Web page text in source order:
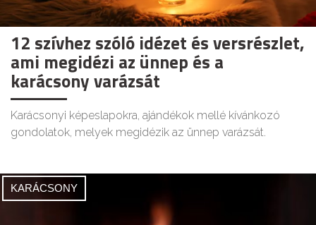
12 szívhez szóló idézet és versrészlet,
ami megidézi az ünnep és a
karácsony varázsát
Karácsonyi képeslapokra, ajándékok mellé kívánkozó
gondolatok, melyek megidézik az ünnep varázsát.
KARÁCSONY